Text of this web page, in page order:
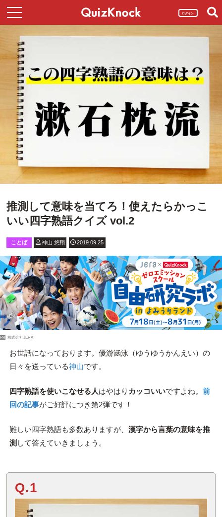
ログイン
推測して意味を当てろ！使えたらかっこ
いい四字熟語クイズ vol.2
ことば 神山 悠翔 2019.09.25
PR 株式会社JERA
お世話になっております。優游涵泳（ゆうゆうかんえい）の
日々を送っている神山です。
四字熟語を使いこなせる人はやはり カッコいいですよね。 前
回の記事がご好評につき第2弾です！
難しい四字熟語も多数ありますが、 漢字から言葉の意味を推
測 して答えていきましょう。
Q.1